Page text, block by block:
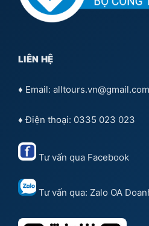
LIÊN HỆ
♦ Email: alltours.vn@gmail.com
♦ Điện thoại: 0335 023 023
Tư vấn qua Facebook
Tư vấn qua: Zalo OA